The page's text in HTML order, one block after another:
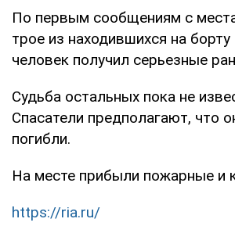
По первым сообщениям с
трое из находившихся на борту
человек получил серьезные
Судьба остальных пока не
Спасатели предполагают, что
погибли.
На месте прибыли пожарные и
https://ria.ru/